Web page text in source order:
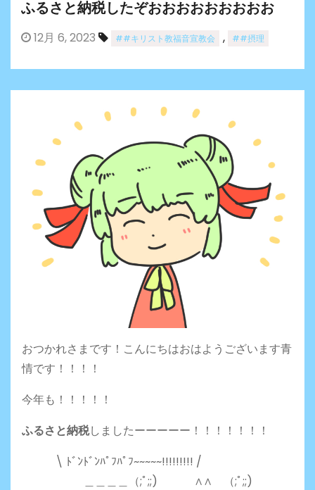
ふるさと納税したぞおおおおおおおおお
12月 6, 2023 ##キリスト教福音宣教会 , ##摂理
おつかれさまです！こんにちはおはようございます青
情です！！！！
今年も！！！！！
ふるさと納税しましたーーーーー！！！！！！！
\ ﾄﾞﾝﾄﾞﾝﾊﾟﾌﾊﾟﾌ~~~~~!!!!!!!!! /
＿＿＿＿（;ﾟ;;) ∧∧ （;ﾟ;;)